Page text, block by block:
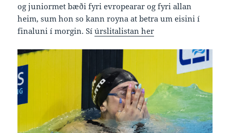
og juniormet bæði fyri evropearar og fyri allan
heim, sum hon so kann royna at betra um eisini í
finaluni í morgin. Síúrslitalistan her